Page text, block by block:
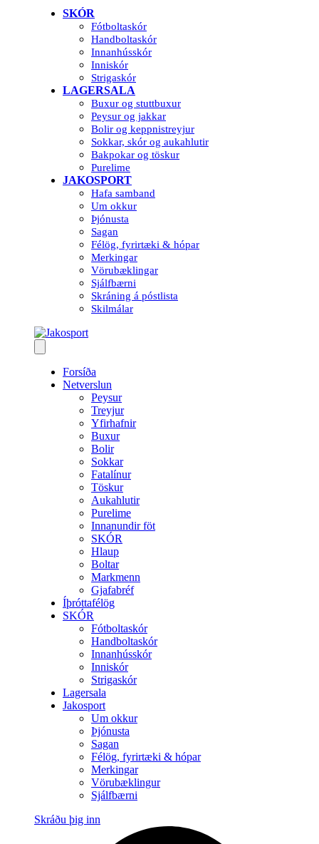
SKÓR
Fótboltaskór
Handboltaskór
Innanhússkór
Inniskór
Strigaskór
LAGERSALA
Buxur og stuttbuxur
Peysur og jakkar
Bolir og keppnistreyjur
Sokkar, skór og aukahlutir
Bakpokar og töskur
Purelime
JAKOSPORT
Hafa samband
Um okkur
Þjónusta
Sagan
Félög, fyrirtæki & hópar
Merkingar
Vörubæklingar
Sjálfbærni
Skráning á póstlista
Skilmálar
Forsíða
Netverslun
Peysur
Treyjur
Yfirhafnir
Buxur
Bolir
Sokkar
Fatalínur
Töskur
Aukahlutir
Purelime
Innanundir föt
SKÓR
Hlaup
Boltar
Markmenn
Gjafabréf
Íþróttafélög
SKÓR
Fótboltaskór
Handboltaskór
Innanhússkór
Inniskór
Strigaskór
Lagersala
Jakosport
Um okkur
Þjónusta
Sagan
Félög, fyrirtæki & hópar
Merkingar
Vörubæklingur
Sjálfbærni
Skráðu þig inn